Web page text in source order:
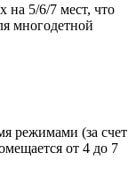
на 5/6/7 мест, что
многодетной
режимами (за счет
от 4 до 7